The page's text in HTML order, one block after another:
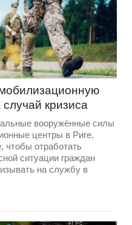
кризиса
вооружённые силы
центры в Риге,
чтобы отработать
ситуации граждан
на службу в